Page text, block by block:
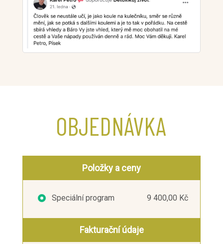
OBJEDNÁVKA
Položky a ceny
Speciální program 9 400,00 Kč
Fakturační údaje